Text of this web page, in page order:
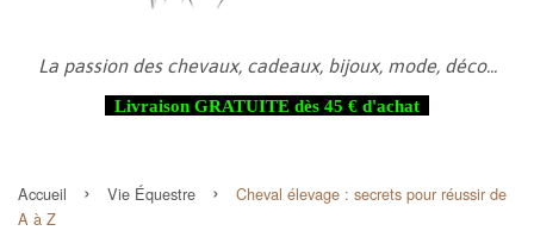
La passion des chevaux, cadeaux, bijoux, mode, déco...
Livraison GRATUITE dès 45 € d'achat
Accueil › Vie Équestre ›
Cheval élevage : secrets pour réussir de
A à Z